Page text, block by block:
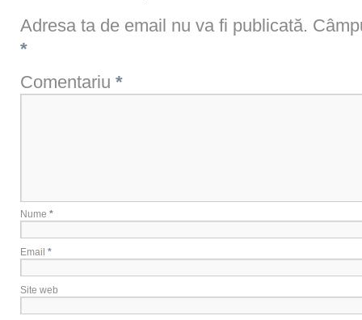
Adresa ta de email nu va fi publicată.
*
Comentariu *
Nume *
Email *
Site web